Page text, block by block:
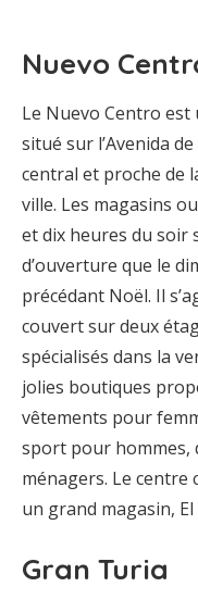
Nuevo
Le Nuevo Centro
situé sur l’Avenida
central et proche de
ville. Les magasins
et dix heures du soir
d’ouverture que le
précédant Noël. Il
couvert sur deux
spécialisés dans la
jolies boutiques
vêtements pour
sport pour hommes,
ménagers. Le centre
un grand magasin,
Gran Turia